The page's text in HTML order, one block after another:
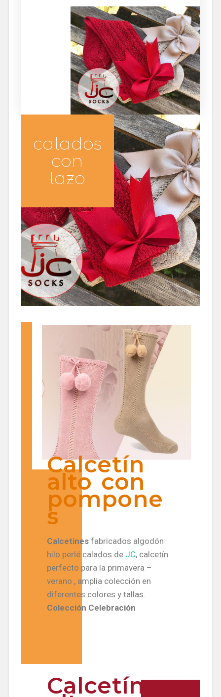
calados
con
lazo
Calcetín
alto con
pompone
s
Calcetinesfabricados algodón
hilo perlé calados de JC, calcetín
perfecto para la primavera –
verano , amplia colección en
diferentes colores y tallas.
Colección Celebración
Calcetín